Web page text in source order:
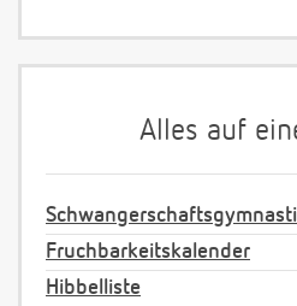
Alles auf
Fruchbarkeitskalender
Hibbelliste